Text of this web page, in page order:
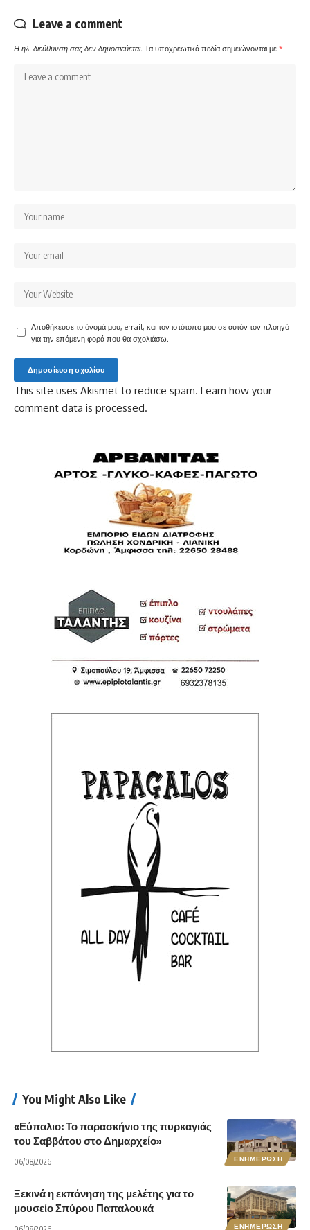
Leave a comment
Η ηλ. διεύθυνση σας δεν δημοσιεύεται. Τα υποχρεωτικά πεδία σημειώνονται με *
Αποθήκευσε το όνομά μου, email, και τον ιστότοπο μου σε αυτόν τον πλοηγό
για την επόμενη φορά που θα σχολιάσω.
This site uses Akismet to reduce spam. Learn how your
comment data is processed.
You Might Also Like
ΕΝΗΜΕΡΩΣΗ
«Εύπαλιο: Το παρασκήνιο της πυρκαγιάς
του Σαββάτου στο Δημαρχείο»
06/08/2026
ΕΝΗΜΕΡΩΣΗ
Ξεκινά η εκπόνηση της μελέτης για το
μουσείο Σπύρου Παπαλουκά